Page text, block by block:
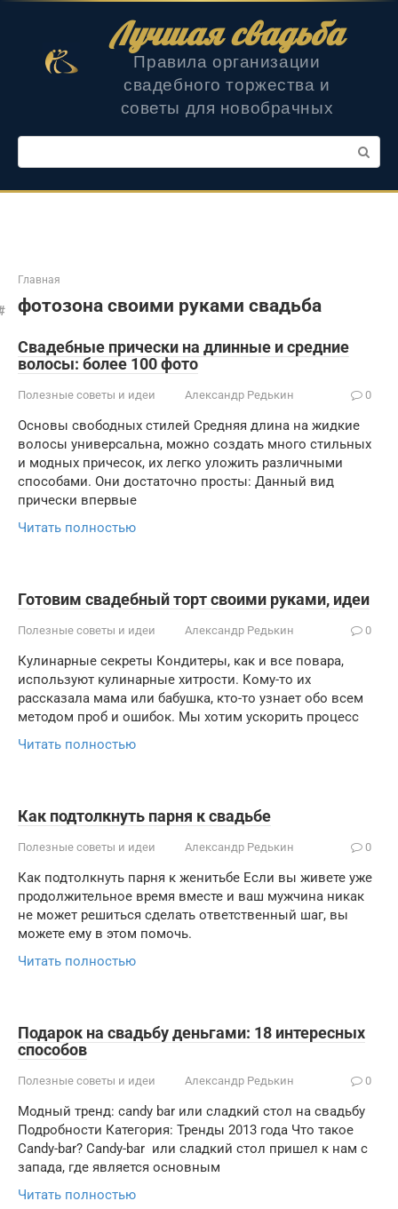
Лучшая свадьба
Правила организации
свадебного торжества и
советы для новобрачных
Поиск:
Главная
фотозона своими руками свадьба
Свадебные прически на длинные и средние
волосы: более 100 фото
Полезные советы и идеи Александр Редькин 0
Основы свободных стилей Средняя длина на жидкие
волосы универсальна, можно создать много стильных
и модных причесок, их легко уложить различными
способами. Они достаточно просты: Данный вид
прически впервые
Читать полностью
Готовим свадебный торт своими руками, идеи
Полезные советы и идеи Александр Редькин 0
Кулинарные секреты Кондитеры, как и все повара,
используют кулинарные хитрости. Кому-то их
рассказала мама или бабушка, кто-то узнает обо всем
методом проб и ошибок. Мы хотим ускорить процесс
Читать полностью
Как подтолкнуть парня к свадьбе
Полезные советы и идеи Александр Редькин 0
Как подтолкнуть парня к женитьбе Если вы живете уже
продолжительное время вместе и ваш мужчина никак
не может решиться сделать ответственный шаг, вы
можете ему в этом помочь.
Читать полностью
Подарок на свадьбу деньгами: 18 интересных
способов
Полезные советы и идеи Александр Редькин 0
Модный тренд: candy bar или сладкий стол на свадьбу
Подробности Категория: Тренды 2013 года Что такое
Candy-bar? Candy-bar или сладкий стол пришел к нам с
запада, где является основным
Читать полностью